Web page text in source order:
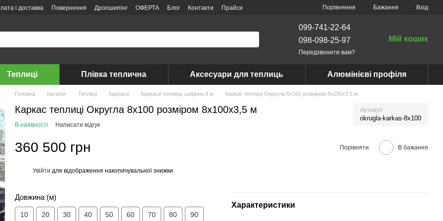
і доставка Повернення Дропшипінг ОФЕРТА Блог Контакти Прайси Порівняння Бажання Вхід
099-741-22-64
098-098-25-97
Передзвонити вам?
Мій кошик
Теплиці Плівка теплична Аксесуари для теплиць Алюмінієві профіля
Головна Каталог Теплиці Каркаси Каркаси теплиць ширина 8 м Каркас теплиці Округла 8x100 розміром 8х100х3,5 м
Каркас теплиці Округла 8x100 розміром 8х100х3,5 м Артикул
okrugla-karkas-8x100
В наявності Написати відгук
360 500 грн Порівняти В бажання
Увійти для відображення накопичувальної знижки
Довжина (м)
10 20 30 40 50 60 70 80 90
Характеристики